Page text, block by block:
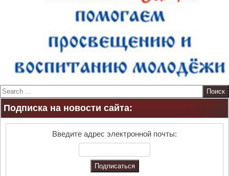
S
e
r
Подписка на новости сайта:
Введите адрес электронной почты: